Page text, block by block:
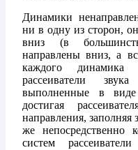
Динамики
ни в одну из сторон,
вниз (в
направлены вниз, а
каждого динамика
рассеиватели
выполненные в виде
достигая
направления,
же непосредственно
систем